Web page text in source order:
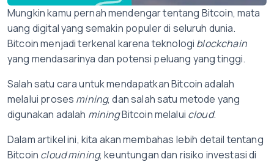
Mungkin kamu pernah mendengar tentang Bitcoin, mata
uang digital yang semakin populer di seluruh dunia.
Bitcoin menjadi terkenal karena teknologi blockchain
yang mendasarinya dan potensi peluang yang tinggi.
Salah satu cara untuk mendapatkan Bitcoin adalah
melalui proses mining, dan salah satu metode yang
digunakan adalah miningBitcoin melalui cloud.
Dalam artikel ini, kita akan membahas lebih detail tentang
Bitcoin cloud mining, keuntungan dan risiko investasi di